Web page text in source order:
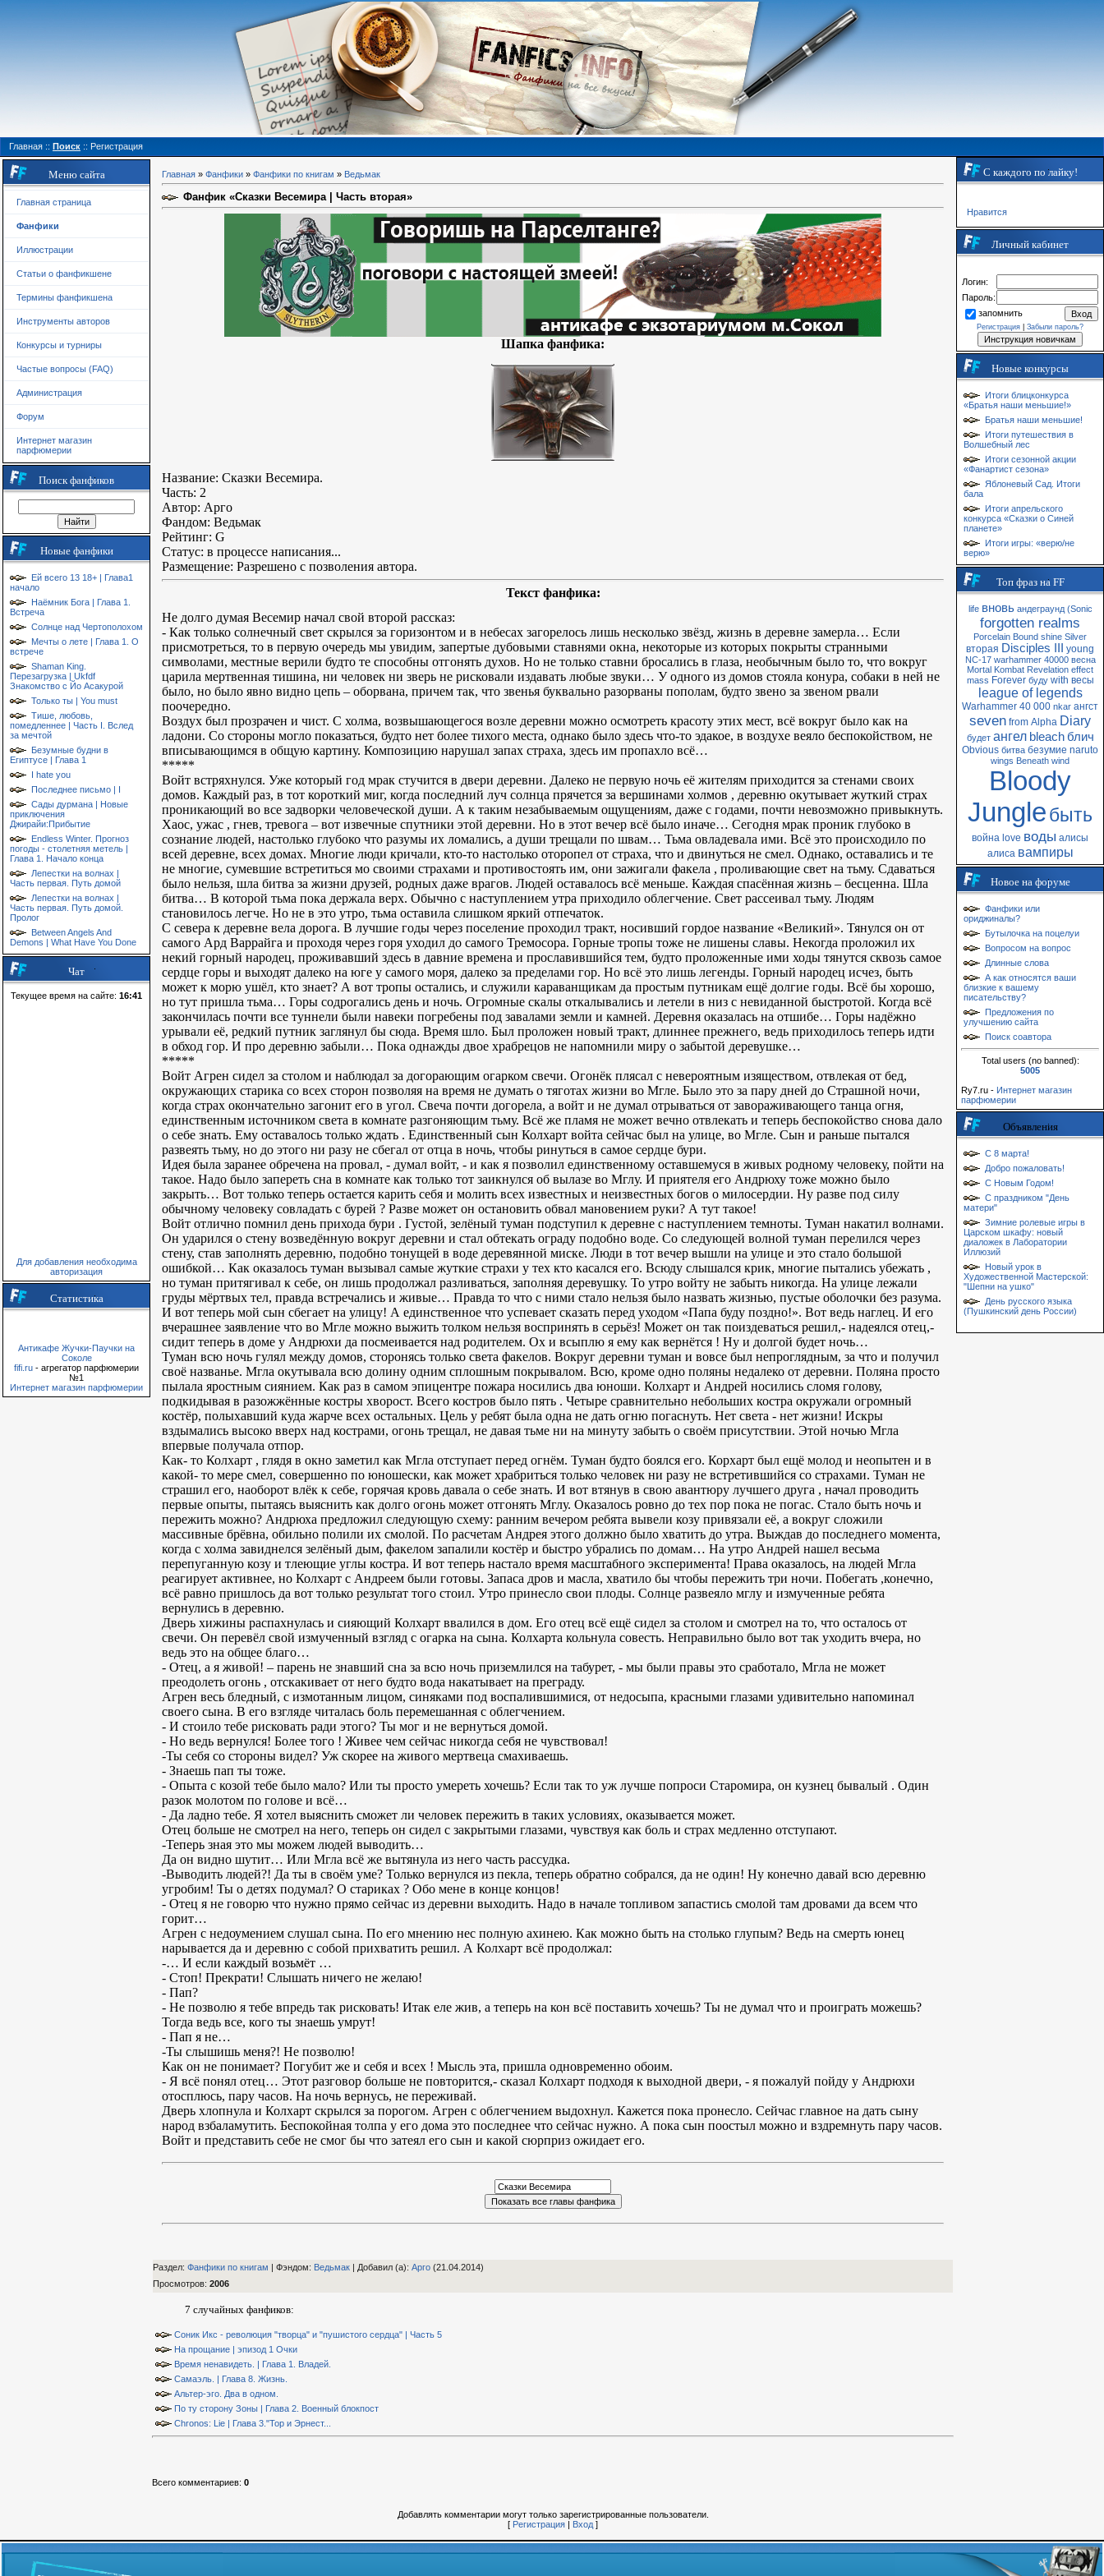
Главная :: Поиск :: Регистрация
Меню сайта
Главная страница
Фанфики
Иллюстрации
Статьи о фанфикшене
Термины фанфикшена
Инструменты авторов
Конкурсы и турниры
Частые вопросы (FAQ)
Администрация
Форум
Интернет магазин
парфюмерии
Поиск фанфиков
Новые фанфики
Ей всего 13 18+ | Глава1
начало
Наёмник Бога | Глава 1.
Встреча
Солнце над Чертополохом
Мечты о лете | Глава 1. О
встрече
Shaman King.
Перезагрузка | Ukfdf
Знакомство с Йо Асакурой
Только ты | You must
Тише, любовь,
помедленнее | Часть I. Вслед
за мечтой
Безумные будни в
Египтусе | Глава 1
I hate you
Последнее письмо | I
Сады дурмана | Новые
приключения
Джирайи:Прибытие
Endless Winter. Прогноз
погоды - столетняя метель |
Глава 1. Начало конца
Лепестки на волнах |
Часть первая. Путь домой
Лепестки на волнах |
Часть первая. Путь домой.
Пролог
Between Angels And
Demons | What Have You Done
Чат
Текущее время на сайте: 16:41
Для добавления необходима
авторизация
Статистика
Антикафе Жучки-Паучки на
Соколе
fifi.ru - агрегатор парфюмерии
№1
Интернет магазин парфюмерии
Главная » Фанфики » Фанфики по книгам » Ведьмак
Фанфик «Сказки Весемира | Часть вторая»
Шапка фанфика:
Название: Сказки Весемира.
Часть: 2
Автор: Арго
Фандом: Ведьмак
Рейтинг: G
Статус: в процессе написания...
Размещение: Разрешено с позволения автора.
Текст фанфика:
Не долго думая Весемир начал свой второй рассказ:
- Как только солнечный свет скрылся за горизонтом и в небесах загорелось лишь несколько звёзд, жизнь в деревне замерла… Если
присмотреться, то в первую очередь мы увидим, запертые дубовыми ставнями окна, некоторые из которых покрыты странными
символами, местные верили будто те способны отгонять духов. Но не только ставни бросались в глаза, необычным было то, что вокруг
царила мертвенная тишина, ни человек ни зверь не рисковали издавать любые звуки… У одного из домов стояла конура, собаки в ней не
было, но было явно видно цепь – оборвана, причем так, что звенья буквально разорваны пополам, будто звено за звеном рвали
поочередно.
Воздух был прозрачен и чист. С холма, возвышающегося возле деревни можно осмотреть красоту этих мест, всё вокруг было как на
ладони. Со стороны могло показаться, будто нет более тихого места, однако было здесь что-то эдакое, в воздухе веяло беспокойством, не
вписывающимся в общую картину. Композицию нарушал запах страха, здесь им пропахло всё…
*****
Войт встряхнулся. Уже который год мрак стучится в двери деревни. Далеко не первую ночь её жителям приходится за стенами своих
домов. Каждый раз, в тот короткий миг, когда последний луч солнца прячется за вершинами холмов , деревню окутывает жуткий страх
проникающий во все задворки человеческой души. А к таким незабываемым ощущениям, даже с годами, почти невозможно привыкнуть.
Хаос, ужас , гнев, тревога – вот извечные спутники этой деревни. Но в этот вечер всё было иначе… Сегодня мрак проник глубоко в
сознание людей, настолько глубоко что разумы их ломались, а души трещали по швам… Тьма овладевала ими. Всё это происходило по
всей деревне, всех домах. Многие люди кричали, кто-то настолько оторопел от страха, что и двинуться не смел. Однако, оставались и те
не многие, сумевшие встретиться мо своими страхами и противостоять им, они зажигали факела , проливающие свет на тьму. Сдаваться
было нельзя, шла битва за жизни друзей, родных даже врагов. Людей оставалось всё меньше. Каждая спасённая жизнь – бесценна. Шла
битва… В которой тьма пока держала верх. Обычно с наступлением утра приходило облегчение. Свет рассеивал тьму. Людям
становилось легче. Но не в это утро, тьма оставила слишком яркий отпечаток.
С севера к деревне вела дорога. В лучшие годы через поселение проходил тракт, носивший гордое название «Великий». Тянулся он от
самого Ард Варрайга и проходя через горя уходил до самого Тремосора. Горные тропы тоже не лишены славы. Некогда проложил их
некий горный народец, проживавший здесь в давние времена и прославившийся тем, будто проложенные ими ходы тянутся сквозь самое
сердце горы и выходят далеко на юге у самого моря, далеко за пределами гор. Но всё это лишь легенды. Горный народец исчез, быть
может к морю ушёл, кто знает? А вот тропы остались, и служили караванщикам да простым путникам ещё долгие годы. Всё бы хорошо,
но тут пришла тьма… Горы содрогались день и ночь. Огромные скалы откалывались и летели в низ с невиданной быстротой. Когда всё
закончилась почти все туннели были навеки погребены под завалами земли и камней. Деревня оказалась на отшибе… Горы надёжно
урывали её, редкий путник заглянул бы сюда. Время шло. Был проложен новый тракт, длиннее прежнего, ведь приходилось теперь идти
в обход гор. И про деревню забыли… Пока однажды двое храбрецов не напомнили миру о забытой деревушке…
*****
Войт Агрен сидел за столом и наблюдал за догорающим огарком свечи. Огонёк плясал с невероятным изяществом, отвлекая от бед,
окружающих старика со всех сторон позволяя на время не думать о тяготах жизни во Мгле. Было это за пару дней до Страшной ночи,
когда страх окончательно загонит его в угол. Свеча почти догорела, а войт и не думал отрываться от завораживающего танца огня,
единственным источником света в комнате разгоняющим тьму. Всё же пламя не может вечно отвлекать и теперь беспокойство снова дало
о себе знать. Ему оставалось только ждать . Единственный сын Колхарт войта сейчас был на улице, во Мгле. Сын и раньше пытался
развеять тьму, но до этого ни разу не сбегал от отца в ночь, чтобы ринуться в самое сердце бури.
Идея была заранее обречена на провал, - думал войт, - и как я позволил единственному оставшемуся в живых родному человеку, пойти на
такое. Надо было запереть сна в комнате как только тот заикнулся об вылазе во Мглу. И приятеля его Андрюху тоже можно было
закрыть… Вот только теперь остается карить себя и молить всех известных и неизвестных богов о милосердии. Ну разве под силу
обычному человеку совладать с бурей ? Разве может он остановить обвал мановением руки? А тут такое!
Войт отлично помнил день прихода бури . Густой, зелёный туман подступил к деревне с наступлением темноты. Туман накатил волнами.
Он ударился о стену возведённую вокруг деревни и стал обтекать ограду подобно воде. Со следующей волной туман перелился через
стену, став заполнять деревню, подобно тонущей в воде деревянной миске. Люди в тот вечер вышли на улице и это стало большой
ошибкой… Как оказалось туман вызывал самые жуткие страхи у тех кто касался его. Всюду слышался крик, многие пытались убежать ,
но туман притягивал к себе, он лишь продолжал разливаться, заполняя деревушку. То утро войту не забыть никогда. На улице лежали
груды мёртвых тел, правда встречались и живые… Правда то что с ними стало нельзя было назвать жизнью, пустые оболочки без разума.
И вот теперь мой сын сбегает на улицу! А единственное что успевает сказать перед уходом «Папа буду поздно!». Вот ведь наглец. И его
вчерашнее заявление что во Мгле можно выжить толком нельзя воспринять в серьёз! Может он так поиздеваться решил,- надеялся отец,-
сидит теперь в доме у Андрюхи да посмеивается над родителем. Ох и всыплю я ему как вернётся ! Ну и долгой будет ночь…
Туман всю ночь гулял между домов, сторонясь только света факелов. Вокруг деревни туман и вовсе был непроглядным, за что и получил
своё названье. Мгла окутывала всю долину одним сплошным покрывалом. Всю, кроме одно поляны недалеко от деревни. Поляна просто
пылала яростным сиянием. Как раз в самом эпицентре пожара носились два юноши. Колхарт и Андрей носились сломя голову,
подкидывая в разожжённые костры хворост. Всего костров было пять . Четыре сравнительно небольших костра окружали огромный
костёр, полыхавший куда жарче всех остальных. Цель у ребят была одна не дать огню погаснуть. Нет света - нет жизни! Искры
вздымались высоко вверх над кострами, огонь трещал, не давая тьме ни на минуту забыть о своём присутствии. Этой ночью Мгла
впервые получала отпор.
Как- то Колхарт , глядя в окно заметил как Мгла отступает перед огнём. Туман будто боялся его. Корхарт был ещё молод и неопытен и в
какой- то мере смел, совершенно по юношески, как может храбриться только человек ни разу не встретившийся со страхами. Туман не
страшил его, наоборот влёк к себе, горячая кровь давала о себе знать. И вот втянув в свою авантюру лучшего друга , начал проводить
первые опыты, пытаясь выяснить как долго огонь может отгонять Мглу. Оказалось ровно до тех пор пока не погас. Стало быть ночь и
пережить можно? Андрюха предложил следующую схему: ранним вечером ребята вывели козу привязали её, а вокруг сложили
массивные брёвна, обильно полили их смолой. По расчетам Андрея этого должно было хватить до утра. Выждав до последнего момента,
когда с холма завиднелся зелёный дым, факелом запалили костёр и быстро убрались по домам… На утро Андрей нашел весьма
перепуганную козу и тлеющие углы костра. И вот теперь настало время масштабного эксперимента! Права оказалось, на людей Мгла
реагирует активнее, но Колхарт с Андреем были готовы. Запаса дров и масла, хватило бы чтобы пережить три ночи. Побегать ,конечно,
всё равно пришлось да вот только результат того стоил. Утро принесло свои плоды. Солнце развеяло мглу и измученные ребята
вернулись в деревню.
Дверь хижины распахнулась и сияющий Колхарт ввалился в дом. Его отец всё ещё сидел за столом и смотрел на то, что осталось от
свечи. Он перевёл свой измученный взгляд с огарка на сына. Колхарта кольнула совесть. Неправильно было вот так уходить вчера, но
ведь это на общее благо…
- Отец, а я живой! – парень не знавший сна за всю ночь приземлился на табурет, - мы были правы это сработало, Мгла не может
преодолеть огонь , отскакивает от него будто вода накатывает на преграду.
Агрен весь бледный, с измотанным лицом, синяками под воспалившимися, от недосыпа, красными глазами удивительно напоминал
своего сына. В его взгляде читалась боль перемешанная с облегчением.
- И стоило тебе рисковать ради этого? Ты мог и не вернуться домой.
- Но ведь вернулся! Более того ! Живее чем сейчас никогда себя не чувствовал!
-Ты себя со стороны видел? Уж скорее на живого мертвеца смахиваешь.
- Знаешь пап ты тоже.
- Опыта с козой тебе было мало? Или ты просто умереть хочешь? Если так то уж лучше попроси Старомира, он кузнец бывалый . Один
разок молотом по голове и всё…
- Да ладно тебе. Я хотел выяснить сможет ли человек пережить в таких условиях, оказывается может.
Отец больше не смотрел на него, теперь он сидел с закрытыми глазами, чувствуя как боль и страх медленно отступают.
-Теперь зная это мы можем людей выводить…
Да он видно шутит… Или Мгла всё же вытянула из него часть рассудка.
-Выводить людей?! Да ты в своём уме? Только вернулся из пекла, теперь обратно собрался, да не один! Ну конечно давай всю деревню
угробим! Ты о детях подумал? О стариках ? Обо мене в конце концов!
- Отец я не говорю что нужно прямо сейчас из деревни выходить. Надо в начале топливом запастись смолой там дровами да всем что
горит…
Агрен с недоумением слушал сына. По его мнению нес полную ахинею. Как можно быть на столько глупым? Ведь на смерть юнец
нарывается да и деревню с собой прихватить решил. А Колхарт всё продолжал:
-… И если каждый возьмёт …
- Стоп! Прекрати! Слышать ничего не желаю!
- Пап?
- Не позволю я тебе впредь так рисковать! Итак еле жив, а теперь на кон всё поставить хочешь? Ты не думал что и проиграть можешь?
Тогда ведь все, кого ты знаешь умрут!
- Пап я не…
-Ты слышишь меня?! Не позволю!
Как он не понимает? Погубит же и себя и всех ! Мысль эта, пришла одновременно обоим.
- Я всё понял отец… Этот разговор больше не повторится,- сказал Колхарт подходя к выходной двери, - я пожалуй пойду у Андрюхи
отосплюсь, пару часов. На ночь вернусь, не переживай.
Дверь хлопнула и Колхарт скрылся за порогом. Агрен с облегчением выдохнул. Кажется пока пронесло. Сейчас главное на дать сыну
народ взбаламутить. Беспокойная толпа у его дома это последнее что сейчас нужно. А пока сын поостыл можно и вздремнуть пару часов.
Войт и представить себе не смог бы что затеял его сын и какой сюрприз ожидает его.
Раздел: Фанфики по книгам | Фэндом: Ведьмак | Добавил (а): Арго (21.04.2014)
Просмотров: 2006
7 случайных фанфиков:
Соник Икс - революция "творца" и "пушистого сердца" | Часть 5
На прощание | эпизод 1 Очки
Время ненавидеть. | Глава 1. Владей.
Самаэль. | Глава 8. Жизнь.
Альтер-эго. Два в одном.
По ту сторону Зоны | Глава 2. Военный блокпост
Chronos: Lie | Глава 3."Тор и Эрнест...
Всего комментариев: 0
Добавлять комментарии могут только зарегистрированные пользователи.
[ Регистрация | Вход ]
С каждого по лайку!
Нравится
Личный кабинет
Логин:
Пароль:
запомнить
Регистрация Забыли пароль?
Новые конкурсы
Итоги блицконкурса
«Братья наши меньшие!»
Братья наши меньшие!
Итоги путешествия в
Волшебный лес
Итоги сезонной акции
«Фанартист сезона»
Яблоневый Сад. Итоги
бала
Итоги апрельского
конкурса «Сказки о Синей
планете»
Итоги игры: «верю/не
верю»
Топ фраз на FF
life вновь андеграунд (Sonic
forgotten realms
Porcelain Bound shine Silver
вторая Disciples III young
NC-17 warhammer 40000 весна
Mortal Kombat Revelation effect
mass Forever буду with весы
league of legends
Warhammer 40 000 nkar ангст
seven from Alpha Diary
будет ангел bleach блич
Obvious битва безумие naruto
wings Beneath wind
Bloody
Jungleбыть
война love воды алисы
алиса вампиры
Новое на форуме
Фанфики или
ориджиналы?
Бутылочка на поцелуи
Вопросом на вопрос
Длинные слова
А как относятся ваши
близкие к вашему
писательству?
Предложения по
улучшению сайта
Поиск соавтора
Total users (no banned):
5005
Ry7.ru - Интернет магазин
парфюмерии
Объявления
С 8 марта!
Добро пожаловать!
С Новым Годом!
С праздником "День
матери"
Зимние ролевые игры в
Царском шкафу: новый
диаложек в Лаборатории
Иллюзий
Новый урок в
Художественной Мастерской:
"Шепни на ушко"
День русского языка
(Пушкинский день России)